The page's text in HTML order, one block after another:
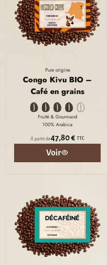
Pure origine
Congo Kivu BIO –
Café en grains
Fruité & Gourmand
100% Arabica
À partir de47,80 € TTC
Voir